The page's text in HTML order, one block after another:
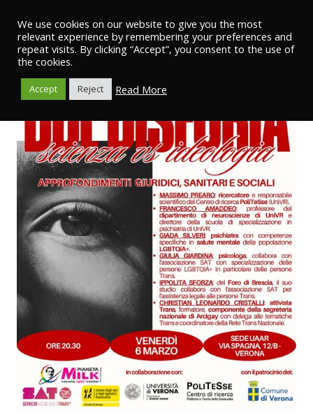
We use cookies on our website to give you the most
relevant experience by remembering your preferences and
repeat visits. By clicking “Accept”, you consent to the use of
the cookies.
Accept Reject Read More